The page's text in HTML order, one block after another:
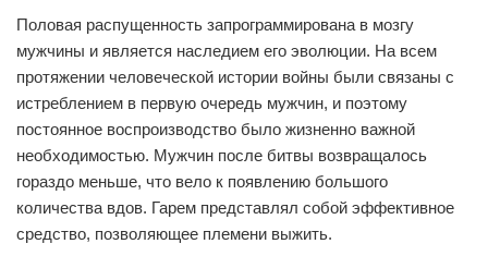
Половая распущенность запрограммирована в мозгу
мужчины и является наследием его эволюции. На всем
протяжении человеческой истории войны были связаны с
истреблением в первую очередь мужчин, и поэтому
постоянное воспроизводство было жизненно важной
необходимостью. Мужчин после битвы возвращалось
гораздо меньше, что вело к появлению большого
количества вдов. Гарем представлял собой эффективное
средство, позволяющее племени выжить.